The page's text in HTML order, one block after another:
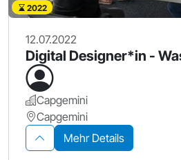
2022
12.07.2022
Digital Designer*in -
Capgemini
Capgemini
Mehr Details